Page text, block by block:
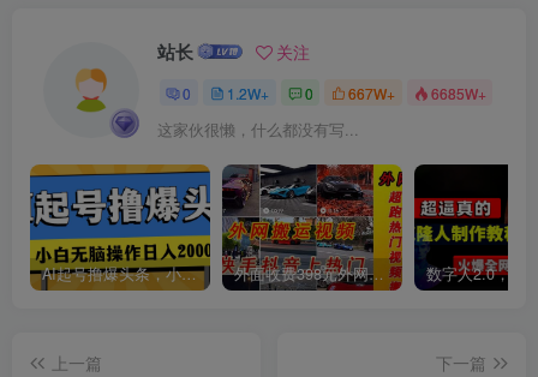
站长 关注
0 1.2W+ 0 667W+ 6685W+
这家伙很懒，什么都没有写...
AI起号撸爆头条，小白也能操作，日入2000+ 外面收费398元外网超跑豪车汽车视频搬运至快手抖音上热门项目
上一篇
下一篇